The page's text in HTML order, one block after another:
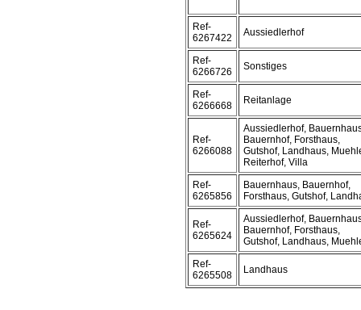
Ref-
6267422
Aussiedlerhof
Ref-
6266726
Sonstiges
Ref-
6266668
Reitanlage
Ref-
6266088
Aussiedlerhof,
Bauernhof, Forsthaus,
Gutshof, Landhaus,
Reiterhof, Villa
Ref-
6265856
Bauernhaus, Bauernhof,
Forsthaus, Gutshof,
Ref-
6265624
Aussiedlerhof,
Bauernhof, Forsthaus,
Gutshof, Landhaus,
Ref-
6265508
Landhaus